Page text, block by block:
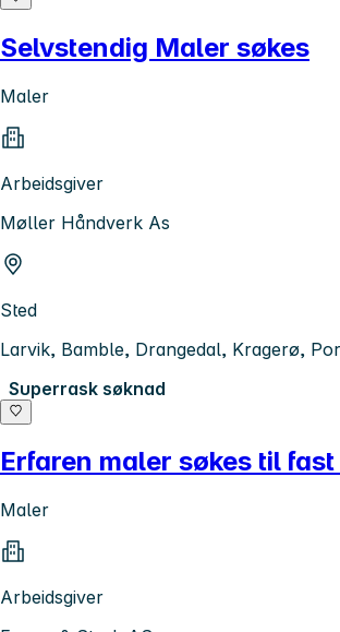
Selvstendig Maler søkes
Maler
Arbeidsgiver
Møller Håndverk As
Sted
Larvik, Bamble, Drangedal, Kragerø,
Superrask søknad
Erfaren maler søkes til
Maler
Arbeidsgiver